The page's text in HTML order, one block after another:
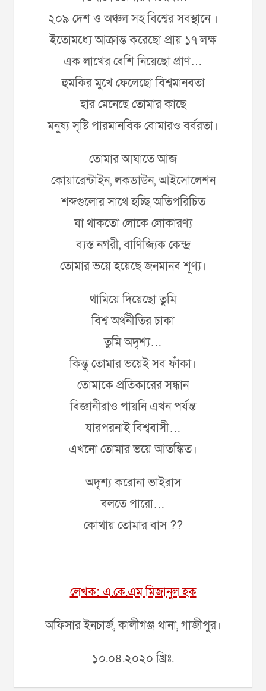
২০৯ দেশ ও অঞ্চল সহ বিশ্বের সবস্থানে ।
ইতোমধ্যে আক্রান্ত করেছো প্রায় ১৭ লক্ষ
এক লাখের বেশি নিয়েছো প্রাণ…
হুমকির মুখে ফেলেছো বিশ্বমানবতা
হার মেনেছে তোমার কাছে
মনুষ্য সৃষ্টি পারমানবিক বোমারও বর্বরতা।
তোমার আঘাতে আজ
কোয়ারেন্টাইন, লকডাউন, আইসোলেশন
শব্দগুলোর সাথে হচ্ছি অতিপরিচিত
যা থাকতো লোকে লোকারণ্য
ব্যস্ত নগরী, বাণিজ্যিক কেন্দ্র
তোমার ভয়ে হয়েছে জনমানব শূণ্য।
থামিয়ে দিয়েছো তুমি
বিশ্ব অর্থনীতির চাকা
তুমি অদৃশ্য…
কিন্তু তোমার ভয়েই সব ফাঁকা।
তোমাকে প্রতিকারের সন্ধান
বিজ্ঞানীরাও পায়নি এখন পর্যন্ত
যারপরনাই বিশ্ববাসী…
এখনো তোমার ভয়ে আতঙ্কিত।
অদৃশ্য করোনা ভাইরাস
বলতে পারো…
কোথায় তোমার বাস ??
লেখক: এ.কে.এম মিজানুল হক
অফিসার ইনচার্জ, কালীগঞ্জ থানা, গাজীপুর।
১০.০৪.২০২০ খ্রিঃ.